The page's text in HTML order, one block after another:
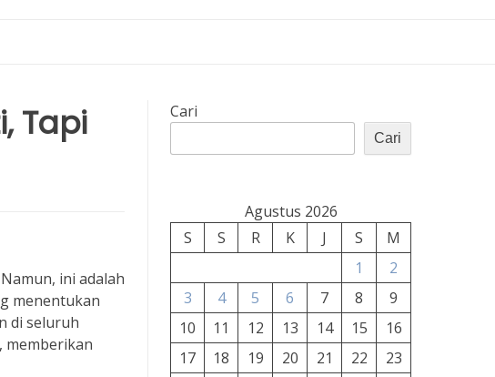
Tapi
ini adalah
menentukan
di seluruh
memberikan
Cari
Cari
Agustus 2026
S
S R K J S
M
1
2
3
4 5 6 7 8
9
10
11 12 13 14 15
16
17
18 19 20 21 22
23